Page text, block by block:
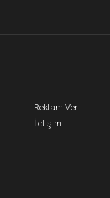
Reklam Ver
İletişim